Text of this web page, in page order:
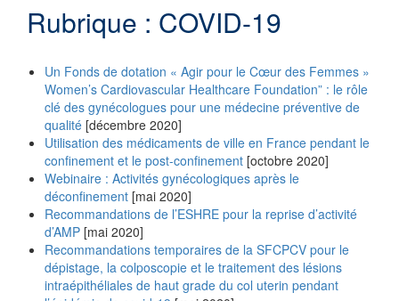
Rubrique : COVID-19
Un Fonds de dotation « Agir pour le Cœur des Femmes »
Women’s Cardiovascular Healthcare Foundation” : le rôle
clé des gynécologues pour une médecine préventive de
qualité [décembre 2020]
Utilisation des médicaments de ville en France pendant le
confinement et le post-confinement [octobre 2020]
Webinaire : Activités gynécologiques après le
déconfinement [mai 2020]
Recommandations de l’ESHRE pour la reprise d’activité
d’AMP [mai 2020]
Recommandations temporaires de la SFCPCV pour le
dépistage, la colposcopie et le traitement des lésions
intraépithéliales de haut grade du col uterin pendant